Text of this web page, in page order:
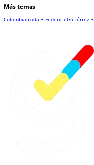
Más temas
Colombiamoda + Federico Gutiérrez +